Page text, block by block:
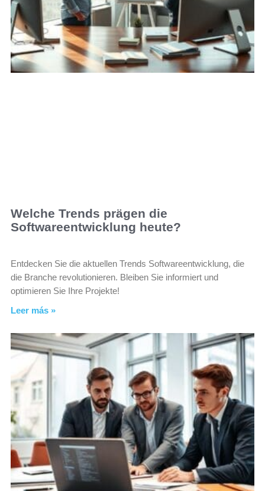
Welche Trends prägen die
Softwareentwicklung heute?
Entdecken Sie die aktuellen Trends Softwareentwicklung, die
die Branche revolutionieren. Bleiben Sie informiert und
optimieren Sie Ihre Projekte!
Leer más »